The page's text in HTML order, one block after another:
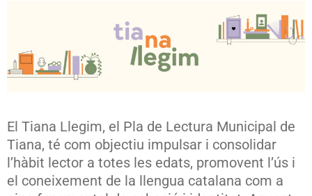
El Tiana Llegim, el Pla de Lectura Municipal de
Tiana, té com objectiu impulsar i consolidar
l’hàbit lector a totes les edats, promovent l’ús i
el coneixement de la llengua catalana com a